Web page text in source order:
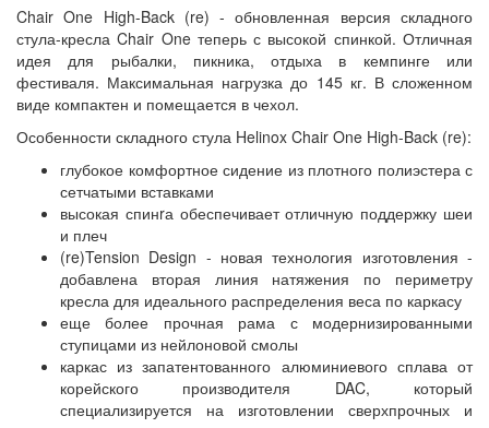
Chair One High-Back (re) - обновленная версия складного
стула-кресла Chair One теперь с высокой спинкой. Отличная
идея для рыбалки, пикника, отдыха в кемпинге или
фестиваля. Максимальная нагрузка до 145 кг. В сложенном
виде компактен и помещается в чехол.
Особенности складного стула Helinox Chair One High-Back (re):
глубокое комфортное сидение из плотного полиэстера с
сетчатыми вставками
высокая спинrа обеспечивает отличную поддержку шеи
и плеч
(re)Tension Design - новая технология изготовления -
добавлена вторая линия натяжения по периметру
кресла для идеального распределения веса по каркасу
еще более прочная рама с модернизированными
ступицами из нейлоновой смолы
каркас из запатентованного алюминиевого сплава от
корейского производителя DAC, который
специализируется на изготовлении сверхпрочных и